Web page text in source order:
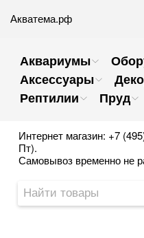
Акватема.рф
Аквариумы
Аксессуары
Рептилии
Пруд
Интернет магазин: +7
Пт).
Самовывоз временно не